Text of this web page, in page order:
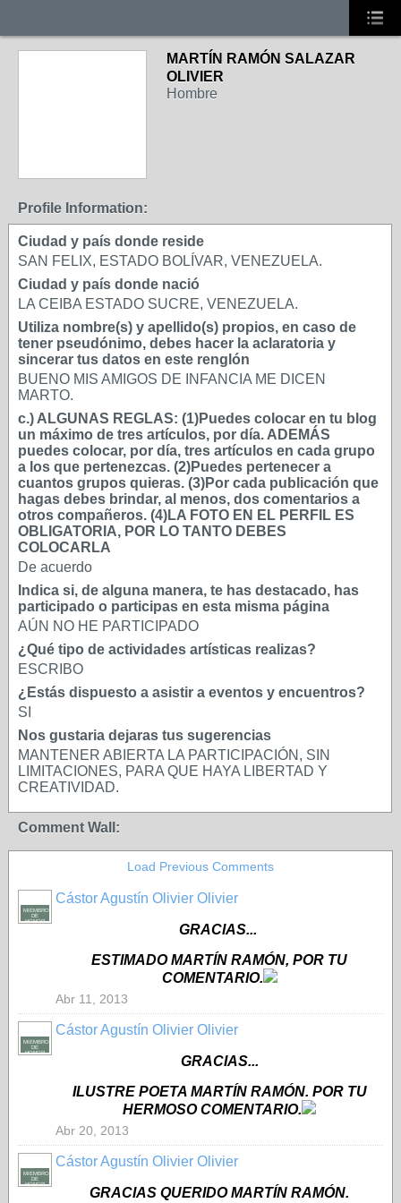
MARTÍN RAMÓN SALAZAR
OLIVIER
Hombre
Profile Information:
Ciudad y país donde reside
SAN FELIX, ESTADO BOLÍVAR, VENEZUELA.
Ciudad y país donde nació
LA CEIBA ESTADO SUCRE, VENEZUELA.
Utiliza nombre(s) y apellido(s) propios, en caso de
tener pseudónimo, debes hacer la aclaratoria y
sincerar tus datos en este renglón
BUENO MIS AMIGOS DE INFANCIA ME DICEN
MARTO.
c.) ALGUNAS REGLAS: (1)Puedes colocar en tu blog
un máximo de tres artículos, por día. ADEMÁS
puedes colocar, por día, tres artículos en cada grupo
a los que pertenezcas. (2)Puedes pertenecer a
cuantos grupos quieras. (3)Por cada publicación que
hagas debes brindar, al menos, dos comentarios a
otros compañeros. (4)LA FOTO EN EL PERFIL ES
OBLIGATORIA, POR LO TANTO DEBES
COLOCARLA
De acuerdo
Indica si, de alguna manera, te has destacado, has
participado o participas en esta misma página
AÚN NO HE PARTICIPADO
¿Qué tipo de actividades artísticas realizas?
ESCRIBO
¿Estás dispuesto a asistir a eventos y encuentros?
SI
Nos gustaria dejaras tus sugerencias
MANTENER ABIERTA LA PARTICIPACIÓN, SIN
LIMITACIONES, PARA QUE HAYA LIBERTAD Y
CREATIVIDAD.
Comment Wall:
Load Previous Comments
MIEMBRO
DE
HONOR
Cástor Agustín Olivier Olivier
GRACIAS...
ESTIMADO MARTÍN RAMÓN, POR TU
COMENTARIO.
Abr 11, 2013
MIEMBRO
DE
HONOR
Cástor Agustín Olivier Olivier
GRACIAS...
ILUSTRE POETA MARTÍN RAMÓN. POR TU
HERMOSO COMENTARIO.
Abr 20, 2013
MIEMBRO
DE
HONOR
Cástor Agustín Olivier Olivier
GRACIAS QUERIDO MARTÍN RAMÓN.